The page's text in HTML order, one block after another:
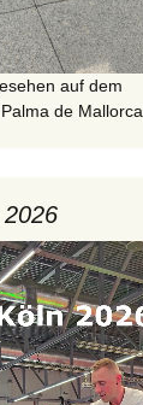
auf dem
de Mallorca.